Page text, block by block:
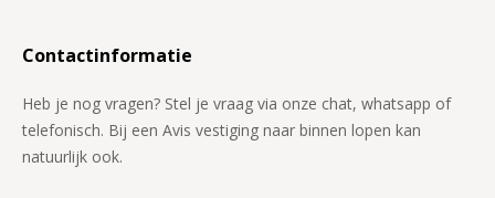
Contactinformatie
Heb je nog vragen? Stel je vraag via onze chat, whatsapp of
telefonisch. Bij een Avis vestiging naar binnen lopen kan
natuurlijk ook.